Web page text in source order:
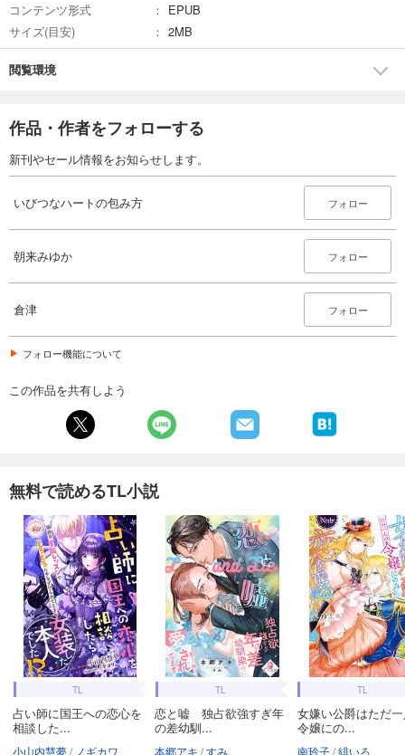
コンテンツ形式
EPUB
サイズ(目安)
2MB
閲覧環境
作品・作者をフォローする
新刊やセール情報をお知らせします。
いびつなハートの包み方 フォロー
朝来みゆか フォロー
倉津 フォロー
フォロー機能について
この作品を共有しよう
無料で読めるTL小説
TL
占い師に国王への恋心を
相談した...
小山内慧夢 ノギカワ
TL
恋と嘘 独占欲強すぎ年
の差幼馴...
本郷アキ すみ
TL
女嫌い公爵はただ
令嬢にの...
南玲子 緋いろ